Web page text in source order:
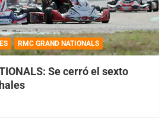
RMC GRAND NATIONALS
Se cerró el sexto